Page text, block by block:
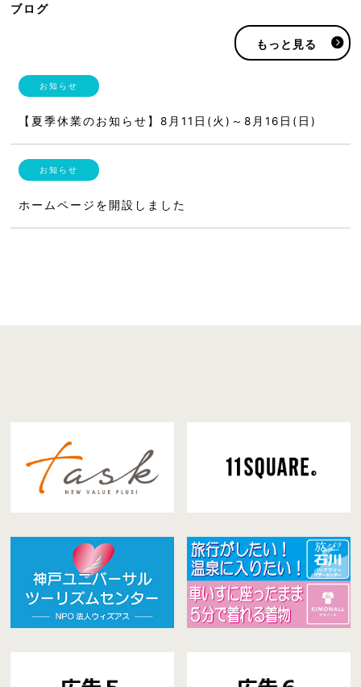
ブログ
もっと見る
【夏季休業のお知らせ】8月11日(火)～8月16日(日)
ホームページを開設しました